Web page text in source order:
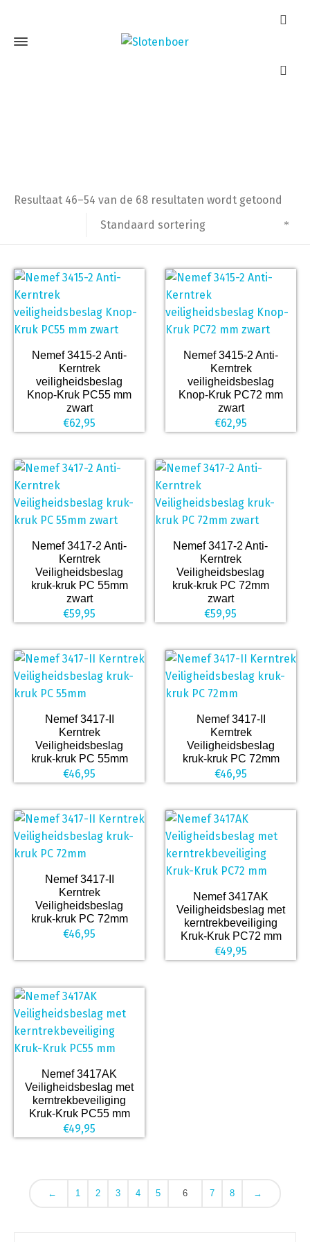
Resultaat 46–54 van de 68 resultaten wordt getoond
Standaard sortering
Nemef 3415-2 Anti-
Kerntrek
veiligheidsbeslag
Knop-Kruk PC55 mm
zwart
€62,95
Nemef 3415-2 Anti-
Kerntrek
veiligheidsbeslag
Knop-Kruk PC72 mm
zwart
€62,95
Nemef 3417-2 Anti-
Kerntrek
Veiligheidsbeslag
kruk-kruk PC 55mm
zwart
€59,95
Nemef 3417-2 Anti-
Kerntrek
Veiligheidsbeslag
kruk-kruk PC 72mm
zwart
€59,95
Nemef 3417-II
Kerntrek
Veiligheidsbeslag
kruk-kruk PC 55mm
€46,95
Nemef 3417-II
Kerntrek
Veiligheidsbeslag
kruk-kruk PC 72mm
€46,95
Nemef 3417-II
Kerntrek
Veiligheidsbeslag
kruk-kruk PC 72mm
€46,95
Nemef 3417AK
Veiligheidsbeslag met
kerntrekbeveiliging
Kruk-Kruk PC72 mm
€49,95
Nemef 3417AK
Veiligheidsbeslag met
kerntrekbeveiliging
Kruk-Kruk PC55 mm
€49,95
← 1 2 3 4 5 6 7 8 →